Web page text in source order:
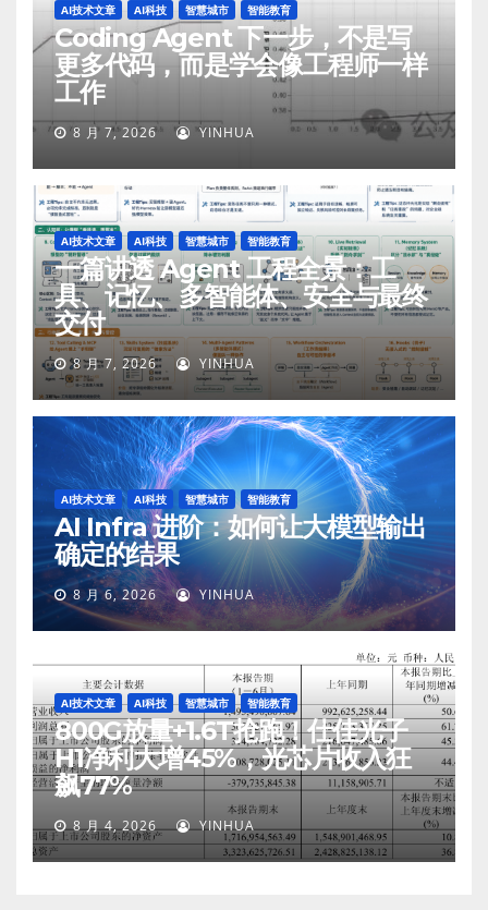
AI技术文章 AI科技 智慧城市 智能教育
Coding Agent 下一步，不是写
更多代码，而是学会像工程师一样
工作
8 月 7, 2026 YINHUA
AI技术文章 AI科技 智慧城市 智能教育
一篇讲透 Agent 工程全景：工
具、记忆、多智能体、安全与最终
交付
8 月 7, 2026 YINHUA
AI技术文章 AI科技 智慧城市 智能教育
AI Infra 进阶：如何让大模型输出
确定的结果
8 月 6, 2026 YINHUA
AI技术文章 AI科技 智慧城市 智能教育
800G放量+1.6T抢跑！仕佳光子
H1净利大增45%，光芯片收入狂
飙77%
8 月 4, 2026 YINHUA